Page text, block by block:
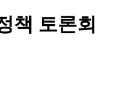
책 토론회